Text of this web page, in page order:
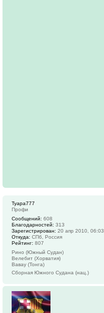
Tyapa777
Профи
Сообщений: 608
Благодарностей: 313
Зарегистрирован: 20 апр 2010, 06:03
Откуда: СПб, Россия
Рейтинг: 807
Рино (Южный Судан)
Велебит (Хорватия)
Вавау (Тонга)
Сборная Южного Судана (нац.)